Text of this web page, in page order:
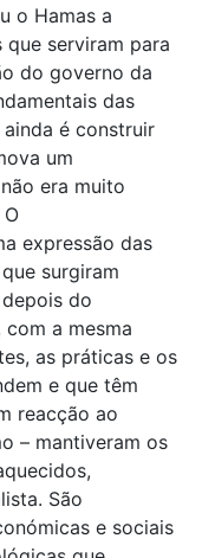
o Hamas a
serviram para
do governo da
das
é construir
um
era muito
expressão das
surgiram
do
com a mesma
as práticas e os
e que têm
reacção ao
– mantiveram os
São
e sociais